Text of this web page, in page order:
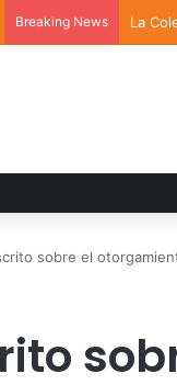
Breaking News La
sobre el